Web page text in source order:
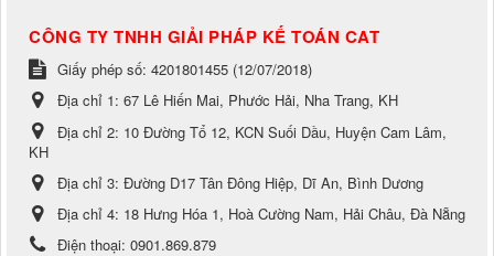
CÔNG TY TNHH GIẢI PHÁP KẾ TOÁN CAT
Giấy phép số: 4201801455 (12/07/2018)
Địa chỉ 1: 67 Lê Hiến Mai, Phước Hải, Nha Trang, KH
Địa chỉ 2: 10 Đường Tổ 12, KCN Suối Dầu, Huyện Cam Lâm,
KH
Địa chỉ 3: Đường D17 Tân Đông Hiệp, Dĩ An, Bình Dương
Địa chỉ 4: 18 Hưng Hóa 1, Hoà Cường Nam, Hải Châu, Đà Nẵng
Điện thoại: 0901.869.879